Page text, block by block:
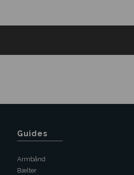
Guides
Armbånd
Bælter